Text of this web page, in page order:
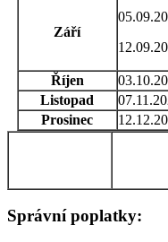
Září
Říjen
Listopad
Prosinec
Správní poplatky: